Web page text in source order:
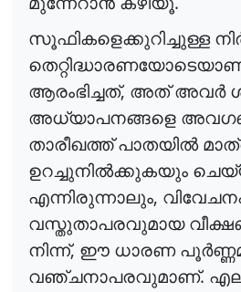
സൂഫികളെക്കുറിച്ചുള്ള
ആരംഭിച്ചത്, അത് അവർ
അധ്യാപനങ്ങളെ
താരീഖത്ത് പാതയിൽ
ഉറച്ചുനിൽക്കുകയും
എന്നിരുന്നാലും,
വസ്തുതാപരവുമായ
നിന്ന്, ഈ ധാരണ
വഞ്ചനാപരവുമാണ്.